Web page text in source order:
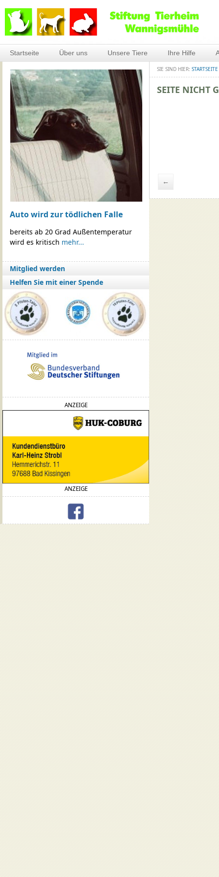
Startseite Über uns Unsere Tiere Ihre Hilfe
Auto wird zur tödlichen Falle
bereits ab 20 Grad Außentemperatur
wird es kritisch mehr...
Mitglied werden
Helfen Sie mit einer Spende
ANZEIGE
ANZEIGE
SIE SIND HIER: STARTSEITE
SEITE NICHT
←